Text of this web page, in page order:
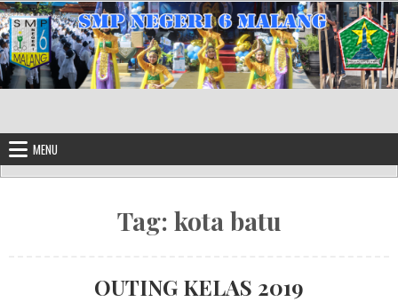
Skip to content
MENU
Tag: kota batu
OUTING KELAS 2019